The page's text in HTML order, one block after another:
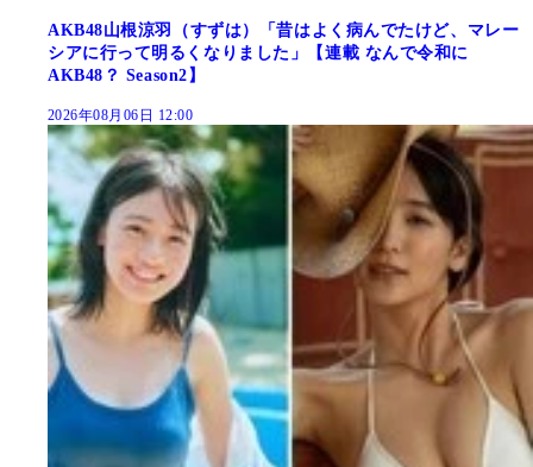
AKB48山根涼羽（すずは）「昔はよく病んでたけど、マレー
シアに行って明るくなりました」【連載 なんで令和に
AKB48？ Season2】
2026年08月06日 12:00